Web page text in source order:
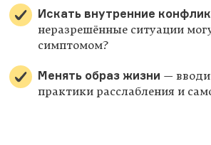
Искать внутренние
неразрешённые ситуации
симптомом?
Менять образ жизни —
практики расслабления и